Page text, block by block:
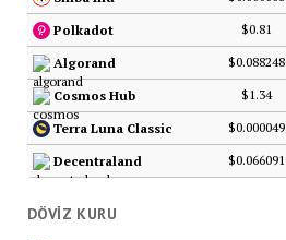
Polkadot $0.81
Algorand $0.088248
Cosmos Hub $1.34
Terra Luna Classic $0.000049
Decentraland $0.066091
DÖVIZ KURU